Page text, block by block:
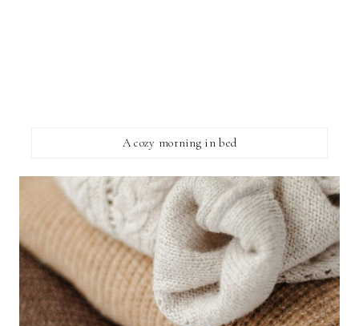
A cozy morning in bed